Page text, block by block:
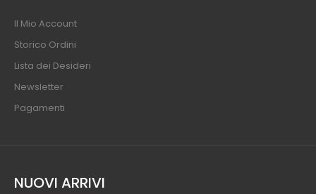
Il Mio Account
Storico Ordini
Lista dei Desideri
Newsletter
Pagamenti
NUOVI ARRIVI